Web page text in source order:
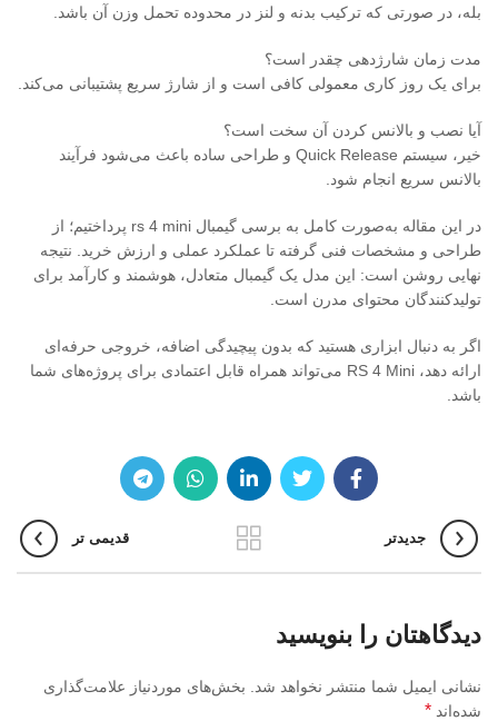
بله، در صورتی که ترکیب بدنه و لنز در محدوده تحمل وزن آن باشد.
مدت زمان شارژدهی چقدر است؟
برای یک روز کاری معمولی کافی است و از شارژ سریع پشتیبانی می‌کند.
آیا نصب و بالانس کردن آن سخت است؟
خیر، سیستم Quick Release و طراحی ساده باعث می‌شود فرآیند
بالانس سریع انجام شود.
در این مقاله به‌صورت کامل به برسی گیمبال rs 4 mini پرداختیم؛ از
طراحی و مشخصات فنی گرفته تا عملکرد عملی و ارزش خرید. نتیجه
نهایی روشن است: این مدل یک گیمبال متعادل، هوشمند و کارآمد برای
تولیدکنندگان محتوای مدرن است.
اگر به دنبال ابزاری هستید که بدون پیچیدگی اضافه، خروجی حرفه‌ای
ارائه دهد، RS 4 Mini می‌تواند همراه قابل اعتمادی برای پروژه‌های شما
باشد.
جدیدتر قدیمی تر
دیدگاهتان را بنویسید
نشانی ایمیل شما منتشر نخواهد شد.
بخش‌های موردنیاز علامت‌گذاری
شده‌اند *